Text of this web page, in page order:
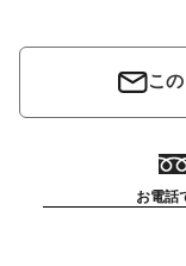
こ
お電話